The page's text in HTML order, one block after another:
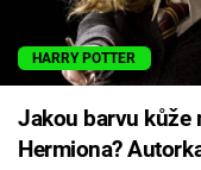
HARRY POTTER
Jakou barvu kůže
Hermiona?